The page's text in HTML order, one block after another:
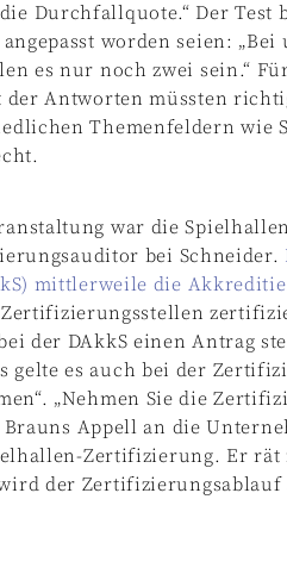
Durchfallquote.“ Der Test
worden seien: „Bei
es nur noch zwei sein.“
der Antworten müssten
Themenfeldern wie
war die
bei Schneider.
mittlerweile die
Zertifizierungsstellen
der DAkkS einen Antrag
gelte es auch bei der
„Nehmen Sie die
Appell an die
Zertifizierung. Er rät
der